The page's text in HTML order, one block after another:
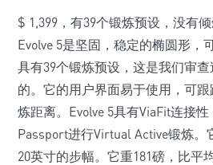
$ 1,399，有39个锻炼预设，没有
Evolve 5是坚固，稳定的椭圆形，
具有39个锻炼预设，这是我们审
的。它的用户界面易于使用，可
炼距离。Evolve 5具有ViaFit连接
Passport进行Virtual Active锻炼。
20英寸的步幅。它重181磅，比平